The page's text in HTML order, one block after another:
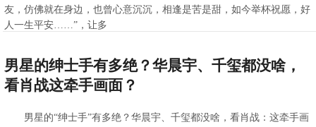
友，仿佛就在身边，也曾心意沉沉，相逢是苦是甜，如今举杯祝愿，好
人一生平安……”，让多
2020-10-10 11:43:19
男星的绅士手有多绝？华晨宇、千玺都没啥，
看肖战这牵手画面？
男星的“绅士手”有多绝？华晨宇、千玺都没啥，看肖战：这牵手画